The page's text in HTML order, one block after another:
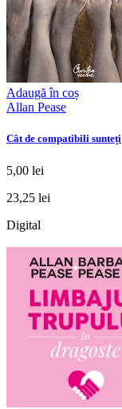
Adaugă în coș
Allan Pease
Cât de compatibili sunteți
5,00 lei
23,25 lei
Digital